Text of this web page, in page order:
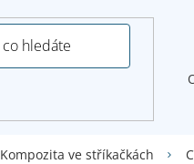
Kompozita ve stříkačkách